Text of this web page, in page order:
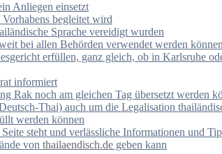
Anliegen einsetzt
begleitet wird
Sprache vereidigt wurden
bei allen Behörden verwendet werden können
erfüllen, ganz gleich, ob in Karlsruhe
informiert
Rak noch am gleichen Tag übersetzt werden
Thai) auch um die Legalisation
werden können
steht und verlässliche Informationen und
von thailaendisch.de geben kann